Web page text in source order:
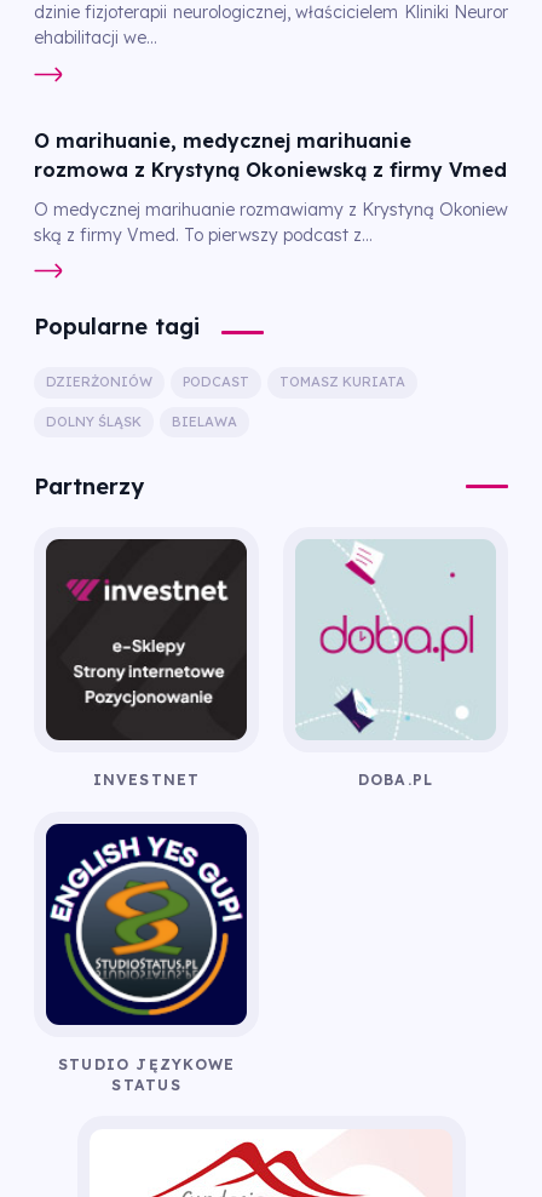
dzinie fizjoterapii neurologicznej, właścicielem Kliniki Neuror
ehabilitacji we...
O marihuanie, medycznej marihuanie
rozmowa z Krystyną Okoniewską z firmy Vmed
O medycznej marihuanie rozmawiamy z Krystyną Okoniew
ską z firmy Vmed. To pierwszy podcast z...
Popularne tagi
DZIERŻONIÓW PODCAST TOMASZ KURIATA
DOLNY ŚLĄSK BIELAWA
Partnerzy
INVESTNET DOBA.PL
STUDIO JĘZYKOWE
STATUS